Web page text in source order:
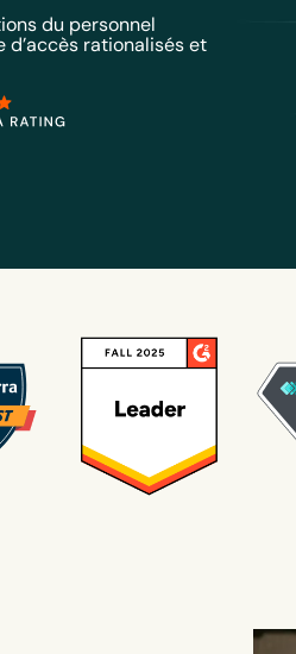
du personnel
d’accès rationalisés et